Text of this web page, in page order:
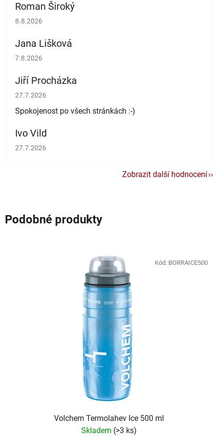
Roman Široký
Hodnocení obchodu je 5 z 5 hvězdiček.
8.8.2026
Jana Lišková
Hodnocení obchodu je 5 z 5 hvězdiček.
7.8.2026
Jiří Procházka
Hodnocení obchodu je 5 z 5 hvězdiček.
27.7.2026
Spokojenost po všech stránkách :-)
Ivo Vild
Hodnocení obchodu je 5 z 5 hvězdiček.
27.7.2026
Zobrazit další hodnocení
Podobné produkty
Volchem Termolahev Ice 500 ml
Skladem (>3 ks)
Kód: BORRAICE500